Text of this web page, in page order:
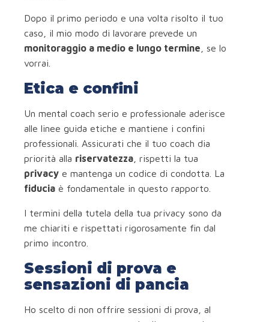
Dopo il primo periodo e una volta risolto il tuo
caso, il mio modo di lavorare prevede un
monitoraggio a medio e lungo termine , se lo
vorrai.
Etica e confini
Un mental coach serio e professionale aderisce
alle linee guida etiche e mantiene i confini
professionali. Assicurati che il tuo coach dia
priorità alla riservatezza , rispetti la tua
privacy e mantenga un codice di condotta. La
fiducia è fondamentale in questo rapporto.
I termini della tutela della tua privacy sono da
me chiariti e rispettati rigorosamente fin dal
primo incontro.
Sessioni di prova e
sensazioni di pancia
Ho scelto di non offrire sessioni di prova, al